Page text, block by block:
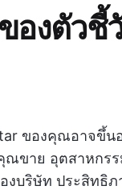
องตัวชี้
ของคุณอาจขึ้น
ขาย อุตสาหกร
งบริษัท ประสิทธิภ